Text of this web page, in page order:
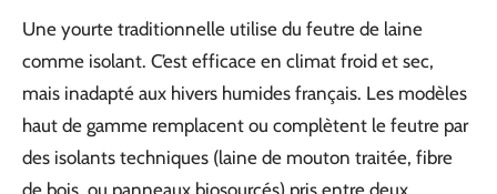
Une yourte traditionnelle utilise du feutre de laine
comme isolant. C’est efficace en climat froid et sec,
mais inadapté aux hivers humides français. Les modèles
haut de gamme remplacent ou complètent le feutre par
des isolants techniques (laine de mouton traitée, fibre
de bois, ou panneaux biosourcés) pris entre deux